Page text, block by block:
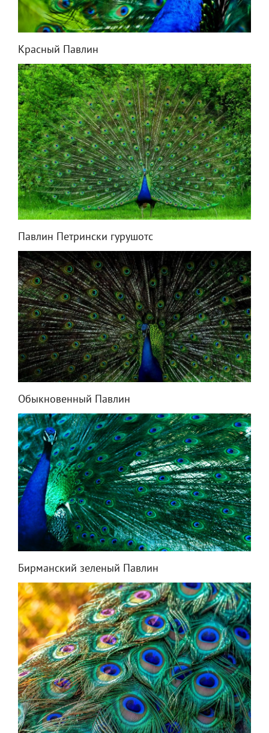
Красный Павлин
Павлин Петрински гурушотс
Обыкновенный Павлин
Бирманский зеленый Павлин